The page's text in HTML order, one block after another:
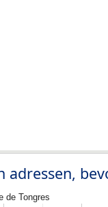
adressen,
de Tongres